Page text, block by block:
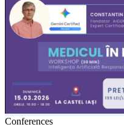
Conferences